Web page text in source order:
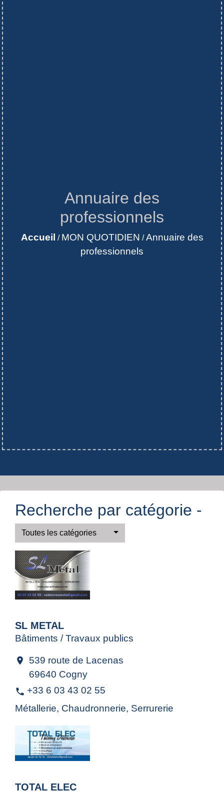
Annuaire des
professionnels
Accueil / MON QUOTIDIEN /Annuaire des
professionnels
Recherche par catégorie -
Toutes les catégories
SL METAL
Bâtiments / Travaux publics
location_on
539 route de Lacenas
69640 Cogny
phone +33 6 03 43 02 55
Métallerie, Chaudronnerie, Serrurerie
TOTAL ELEC